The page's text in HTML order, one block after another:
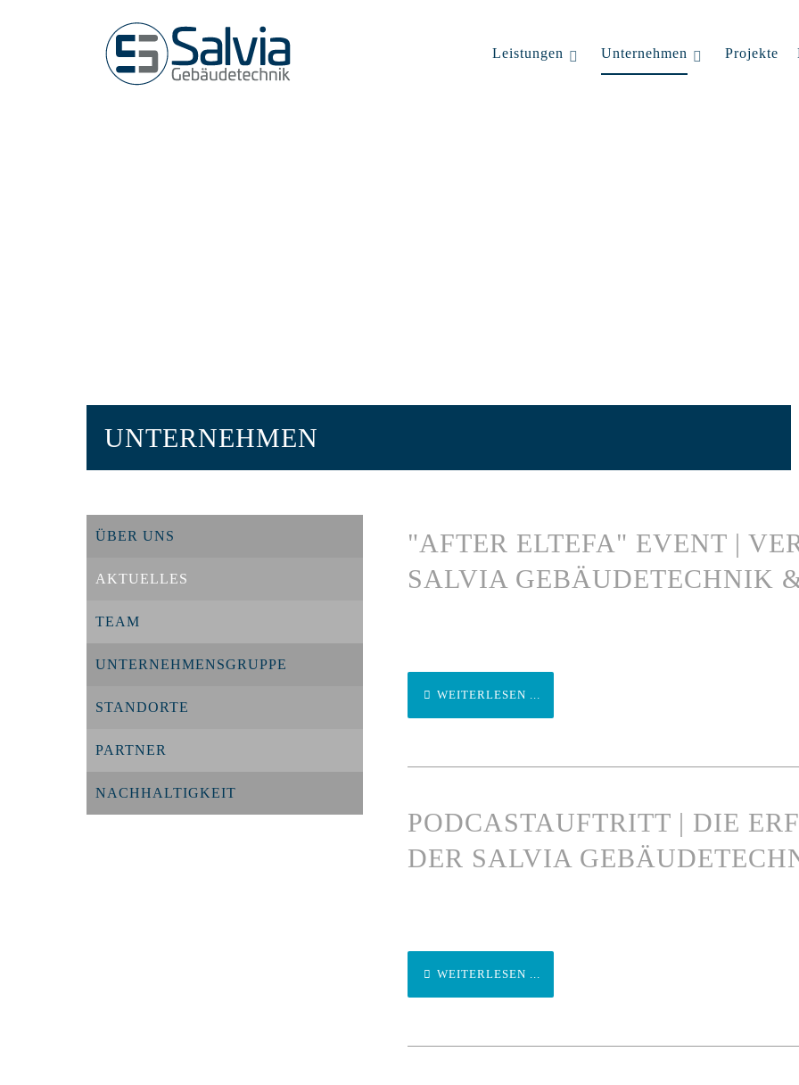
Leistungen Unternehmen Projekte
UNTERNEHMEN
ÜBER UNS
AKTUELLES
TEAM
UNTERNEHMENSGRUPPE
STANDORTE
PARTNER
NACHHALTIGKEIT
"AFTER ELTEFA" EVENT |
SALVIA GEBÄUDETECHNIK
WEITERLESEN ...
PODCASTAUFTRITT | DIE
DER SALVIA
WEITERLESEN ...